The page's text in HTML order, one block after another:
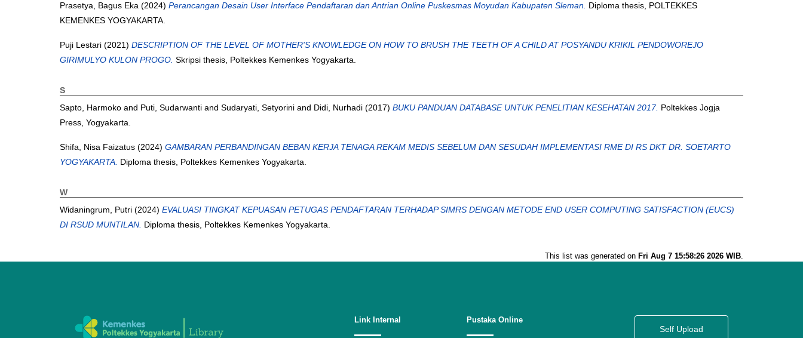
Prasetya, Bagus Eka (2024) Perancangan Desain User Interface Pendaftaran dan Antrian Online Puskesmas Moyudan Kabupaten Sleman. Diploma thesis, POLTEKKES
KEMENKES YOGYAKARTA.
Puji Lestari (2021) DESCRIPTION OF THE LEVEL OF MOTHER'S KNOWLEDGE ON HOW TO BRUSH THE TEETH OF A CHILD AT POSYANDU KRIKIL PENDOWOREJO
GIRIMULYO KULON PROGO. Skripsi thesis, Poltekkes Kemenkes Yogyakarta.
S
Sapto, Harmoko and Puti, Sudarwanti and Sudaryati, Setyorini and Didi, Nurhadi (2017) BUKU PANDUAN DATABASE UNTUK PENELITIAN KESEHATAN 2017. Poltekkes Jogja
Press, Yogyakarta.
Shifa, Nisa Faizatus (2024) GAMBARAN PERBANDINGAN BEBAN KERJA TENAGA REKAM MEDIS SEBELUM DAN SESUDAH IMPLEMENTASI RME DI RS DKT DR. SOETARTO
YOGYAKARTA. Diploma thesis, Poltekkes Kemenkes Yogyakarta.
W
Widaningrum, Putri (2024) EVALUASI TINGKAT KEPUASAN PETUGAS PENDAFTARAN TERHADAP SIMRS DENGAN METODE END USER COMPUTING SATISFACTION (EUCS)
DI RSUD MUNTILAN. Diploma thesis, Poltekkes Kemenkes Yogyakarta.
This list was generated on Fri Aug 7 15:58:26 2026 WIB.
Link Internal Pustaka Online
Self Upload